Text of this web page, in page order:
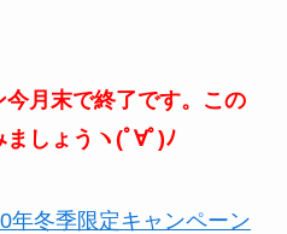
月末で終了です。この
しょうヽ(ﾟ∀ﾟ)ﾉ
年冬季限定キャンペーン